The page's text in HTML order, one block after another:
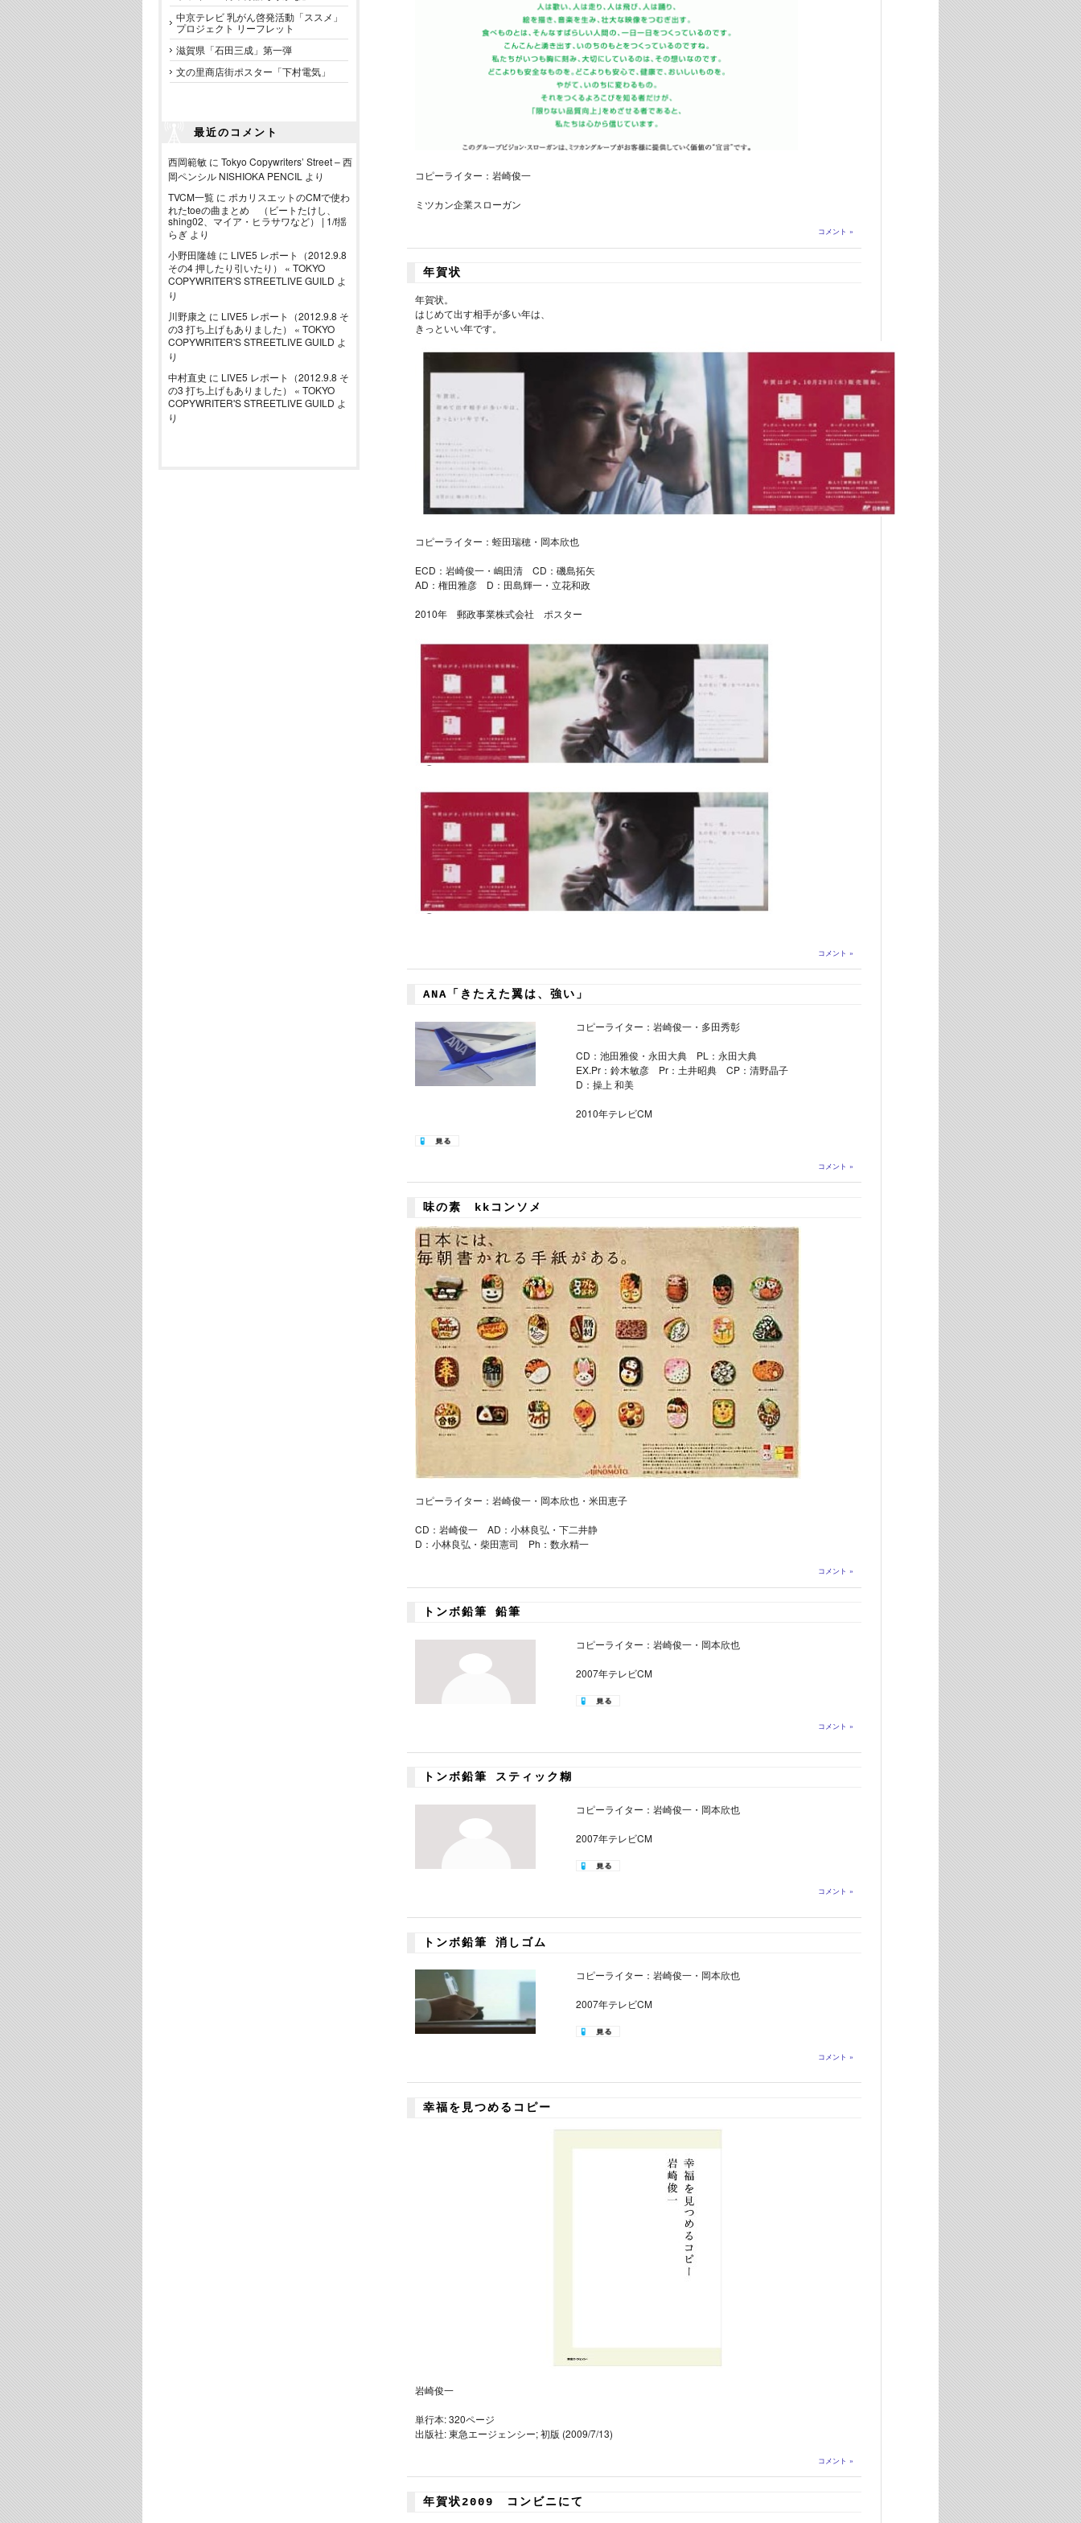
中京テレビ 乳がん啓発活動「ススメ」
プロジェクト リーフレット
滋賀県「石田三成」第一弾
文の里商店街ポスター「下村電気」
最近のコメント
西岡範敏 に Tokyo Copywriters’ Street – 西
岡ペンシル NISHIOKA PENCIL より
TVCM一覧 に ポカリスエットのCMで使わ
れたtoeの曲まとめ （ビートたけし、
shing02、マイア・ヒラサワなど） | 1/f揺
らぎ より
小野田隆雄 に LIVE5 レポート（2012.9.8
その4 押したり引いたり） « TOKYO
COPYWRITER'S STREETLIVE GUILD よ
り
川野康之 に LIVE5 レポート（2012.9.8 そ
の3 打ち上げもありました） « TOKYO
COPYWRITER'S STREETLIVE GUILD よ
り
中村直史 に LIVE5 レポート（2012.9.8 そ
の3 打ち上げもありました） « TOKYO
COPYWRITER'S STREETLIVE GUILD よ
り
コピーライター：岩崎俊一
ミツカン企業スローガン
コメント »
年賀状
年賀状。
はじめて出す相手が多い年は、
きっといい年です。
コピーライター：蛭田瑞穂・岡本欣也
ECD：岩崎俊一・嶋田清 CD：磯島拓矢
AD：権田雅彦 D：田島輝一・立花和政
2010年 郵政事業株式会社 ポスター
コメント »
ANA「きたえた翼は、強い」
コピーライター：岩崎俊一・多田秀彰
CD：池田雅俊・永田大典 PL：永田大典
EX.Pr：鈴木敏彦 Pr：土井昭典 CP：清野晶子
D：操上 和美
2010年テレビCM
コメント »
味の素 kkコンソメ
コピーライター：岩崎俊一・岡本欣也・米田恵子
CD：岩崎俊一 AD：小林良弘・下二井静
D：小林良弘・柴田憲司 Ph：数永精一
コメント »
トンボ鉛筆 鉛筆
コピーライター：岩崎俊一・岡本欣也
2007年テレビCM
コメント »
トンボ鉛筆 スティック糊
コピーライター：岩崎俊一・岡本欣也
2007年テレビCM
コメント »
トンボ鉛筆 消しゴム
コピーライター：岩崎俊一・岡本欣也
2007年テレビCM
コメント »
幸福を見つめるコピー
岩崎俊一
単行本: 320ページ
出版社: 東急エージェンシー; 初版 (2009/7/13)
コメント »
年賀状2009 コンビニにて